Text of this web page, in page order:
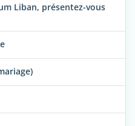
Liban, présentez-vous